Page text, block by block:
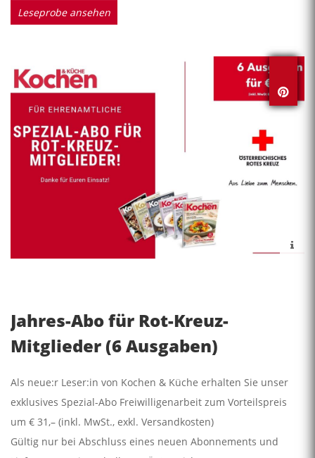
Leseprobe ansehen
Jahres-Abo für Rot-Kreuz-
Mitglieder (6 Ausgaben)
Als neue:r Leser:in von Kochen & Küche erhalten Sie unser
exklusives Spezial-Abo Freiwilligenarbeit zum Vorteilspreis
um € 31,– (inkl. MwSt., exkl. Versandkosten)
Gültig nur bei Abschluss eines neuen Abonnements und